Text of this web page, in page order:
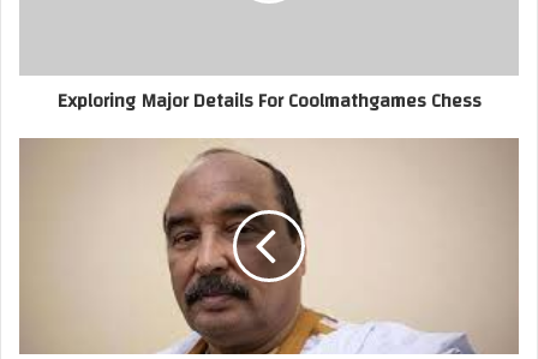
Exploring Major Details For Coolmathgames Chess